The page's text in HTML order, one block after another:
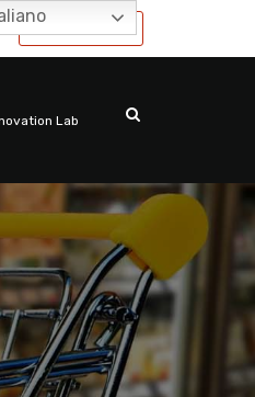
International
Lab